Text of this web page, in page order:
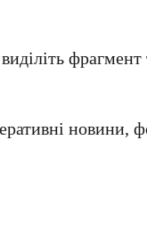
фрагмент
новини,